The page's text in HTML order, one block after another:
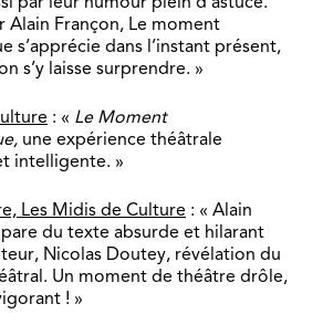
Alain Françon, Le moment
s’apprécie dans l’instant présent,
s’y laisse surprendre. »
: « Le Moment
une expérience théâtrale
intelligente. »
Les Midis de Culture : « Alain
du texte absurde et hilarant
Nicolas Doutey, révélation du
Un moment de théâtre drôle,
! »